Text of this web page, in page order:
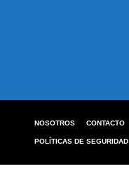
NOSOTROS CONTACTO
POLÍTICAS DE SEGURIDAD